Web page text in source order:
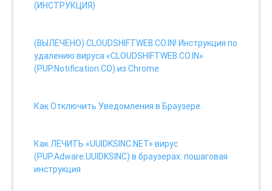
(ИНСТРУКЦИЯ)
(ВЫЛЕЧЕНО) CLOUDSHIFTWEB.CO.IN! Инструкция по
удалению вируса «CLOUDSHIFTWEB.CO.IN»
(PUP.Notification.CO) из Chrome
Как Отключить Уведомления в Браузере.
Как ЛЕЧИТЬ «UUIDKSINC.NET» вирус
(PUP.Adware.UUIDKSINC) в браузерах: пошаговая
инструкция